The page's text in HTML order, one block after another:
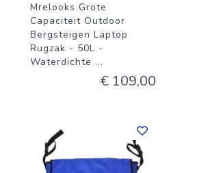
Mrelooks Grote
Capaciteit Outdoor
Bergsteigen Laptop
Rugzak - 50L -
Waterdichte ...
€ 109,00